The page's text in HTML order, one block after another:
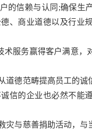
的信赖与认同;确保生
、商业道德以及行业
服务赢得客户满意，
道德范畴提高员工的
信的企业也必然不能
与慈善捐助活动，与